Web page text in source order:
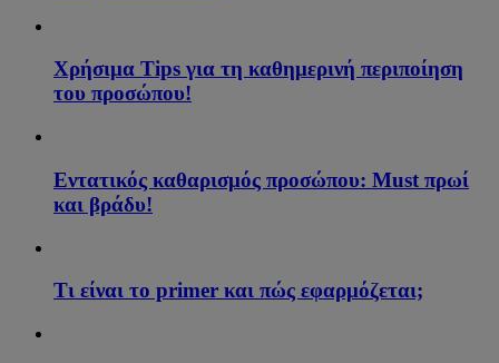
Χρήσιμα Tips για τη καθημερινή περιποίηση
του προσώπου!
Εντατικός καθαρισμός προσώπου: Must πρωί
και βράδυ!
Τι είναι το primer και πώς εφαρμόζεται;